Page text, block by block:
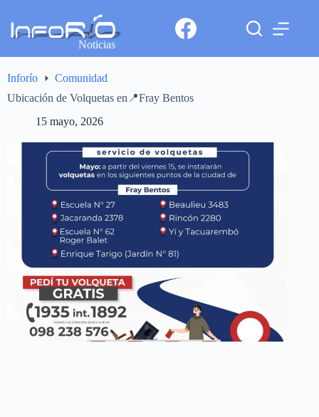
Noticias
Inforío
Comunidad
Ubicación de Volquetas en📍Fray Bentos
15 mayo, 2026